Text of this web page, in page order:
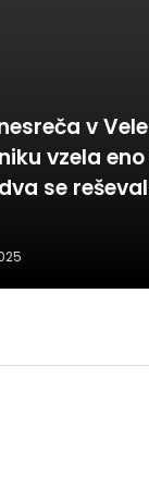
v
vzela eno
se